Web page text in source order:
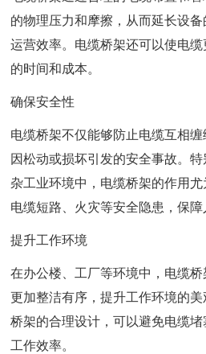
的物理压力和摩擦，从而延长设
运营效率。电缆桥架还可以使电
的时间和成本。
确保安全性
电缆桥架不仅能够防止电缆互相
因松动或损坏引发的安全事故。
杂工业环境中，电缆桥架的作用
电缆短路、火灾等安全隐患，保障
提升工作环境
在办公楼、工厂等环境中，电缆
更加整洁有序，提升工作环境的
桥架的合理设计，可以避免电缆
工作效率。